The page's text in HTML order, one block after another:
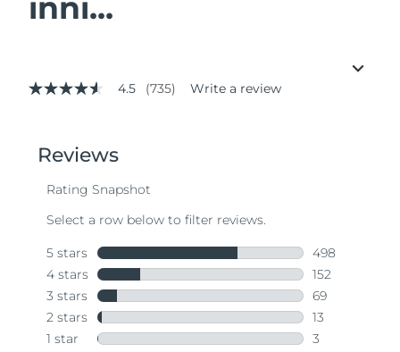
4.5
stars,
average
value.
735
Same
page
link.
4.5 (735) Write a review